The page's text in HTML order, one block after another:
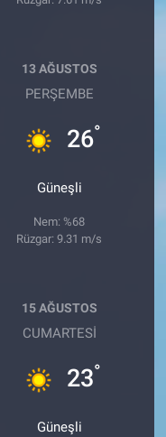
13 AĞUSTOS
PERŞEMBE
26°
Güneşli
Nem: %68
Rüzgar: 9.31 m/s
15 AĞUSTOS
CUMARTESI
23°
Güneşli